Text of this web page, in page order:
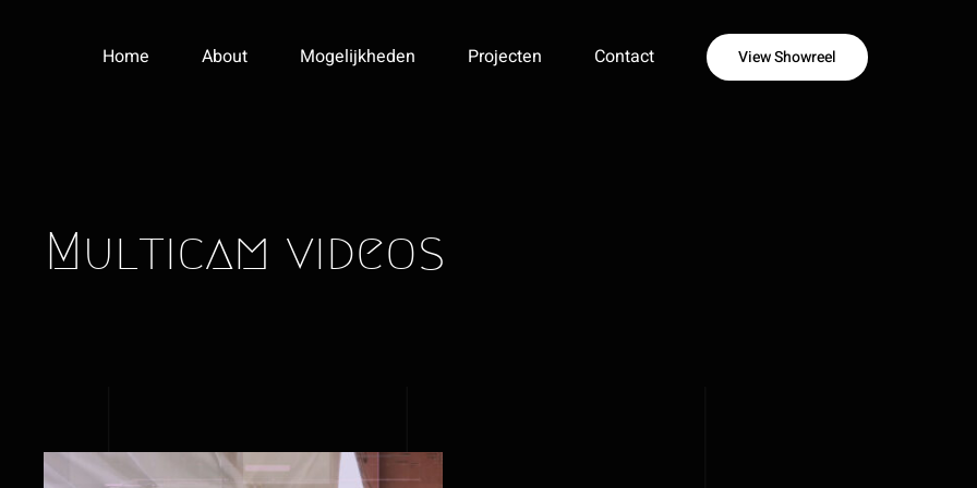
Home About Mogelijkheden Projecten Contact View Showreel
Multicam videos